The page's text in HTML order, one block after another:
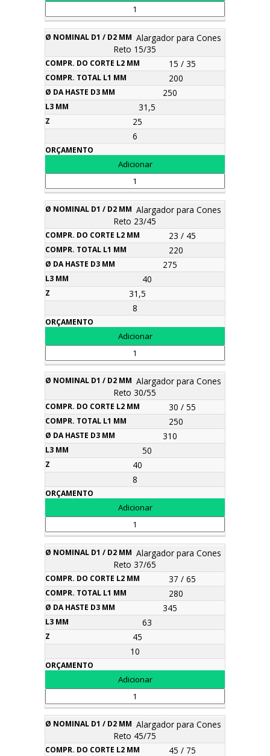
Alargador para Cones
Reto 15/35
15 / 35
200
250
31,5
25
6
Alargador para Cones
Reto 23/45
23 / 45
220
275
40
31,5
8
Alargador para Cones
Reto 30/55
30 / 55
250
310
50
40
8
Alargador para Cones
Reto 37/65
37 / 65
280
345
63
45
10
Alargador para Cones
Reto 45/75
45 / 75